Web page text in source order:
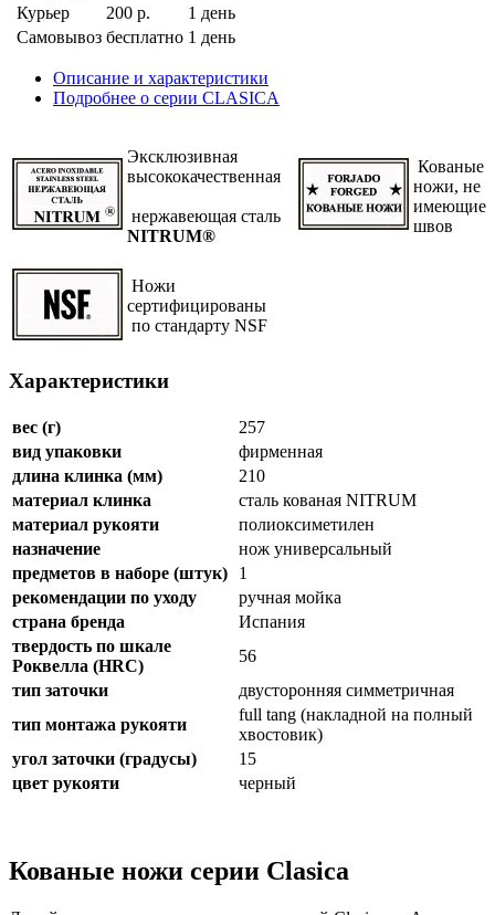
Курьер
200 р.
1 день
Самовывоз бесплатно 1 день
Описание и характеристики
Подробнее о серии CLASICA
Эксклюзивная
высококачественная
нержавеющая сталь
NITRUM®
Кованые
ножи, не
имеющие
швов
Ножи
сертифицированы
по стандарту NSF
Характеристики
вес (г)
257
вид упаковки
фирменная
длина клинка (мм)
210
материал клинка
сталь кованая NITRUM
материал рукояти
полиоксиметилен
назначение
нож универсальный
предметов в наборе (штук)
1
рекомендации по уходу
ручная мойка
страна бренда
Испания
твердость по шкале
Роквелла (HRC)
56
тип заточки
двусторонняя симметричная
тип монтажа рукояти
full tang (накладной на полный
хвостовик)
угол заточки (градусы)
15
цвет рукояти
черный
Кованые ножи серии Clasica